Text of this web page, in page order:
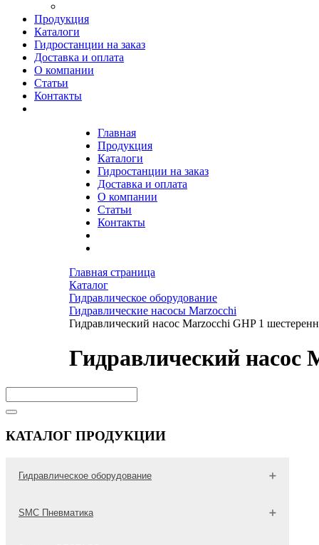
Продукция
Каталоги
Гидростанции на заказ
Доставка и оплата
О компании
Статьи
Контакты
Главная
Продукция
Каталоги
Гидростанции на заказ
Доставка и оплата
О компании
Статьи
Контакты
Главная страница
Каталог
Гидравлическое оборудование
Гидравлические насосы Marzocchi
Гидравлический насос Marzocchi GHP 1
Гидравлический насос
КАТАЛОГ ПРОДУКЦИИ
Гидравлическое оборудование
Гидравлические трубы
SMC Пневматика